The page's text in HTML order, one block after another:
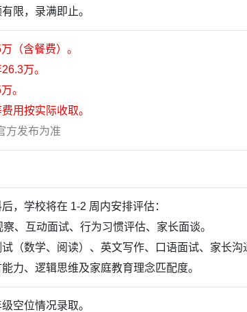
要组成部分，围绕培养学生“软实力”这一目标，
，量身开发精品课程。
限，录满即止。
（含餐费）。
万。
。
用按实际收取。
方发布为准
，学校将在 1-2 周内安排评估：
、互动面试、行为习惯评估、家长面谈。
（数学、阅读）、英文写作、口语面试、家长沟
力、逻辑思维及家庭教育理念匹配度。
空位情况录取。